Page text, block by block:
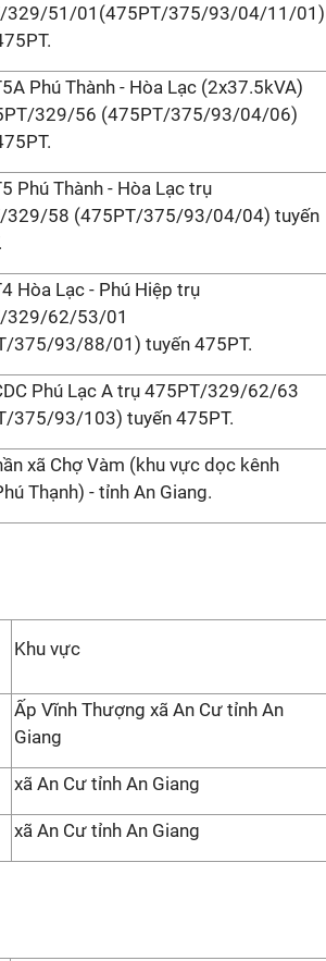
329/51/01(475PT/375/93/04/11/01)
Phú Thành - Hòa Lạc (2x37.5kVA)
329/56 (475PT/375/93/04/06)
Phú Thành - Hòa Lạc trụ
329/58 (475PT/375/93/04/04) tuyến
Hòa Lạc - Phú Hiệp trụ
329/62/53/01
375/93/88/01) tuyến 475PT.
Phú Lạc A trụ 475PT/329/62/63
375/93/103) tuyến 475PT.
xã Chợ Vàm (khu vực dọc kênh
Thạnh) - tỉnh An Giang.
Khu vực
Ấp Vĩnh Thượng xã An Cư tỉnh An
Giang
xã An Cư tỉnh An Giang
xã An Cư tỉnh An Giang